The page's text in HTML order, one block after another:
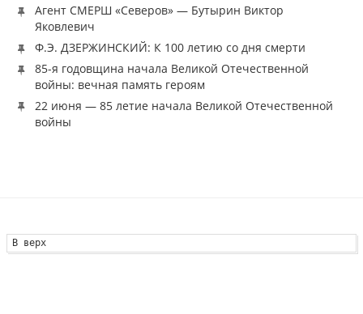
Агент СМЕРШ «Северов» — Бутырин Виктор
Яковлевич
Ф.Э. ДЗЕРЖИНСКИЙ: К 100 летию со дня смерти
85-я годовщина начала Великой Отечественной
войны: вечная память героям
22 июня — 85 летие начала Великой Отечественной
войны
В верх